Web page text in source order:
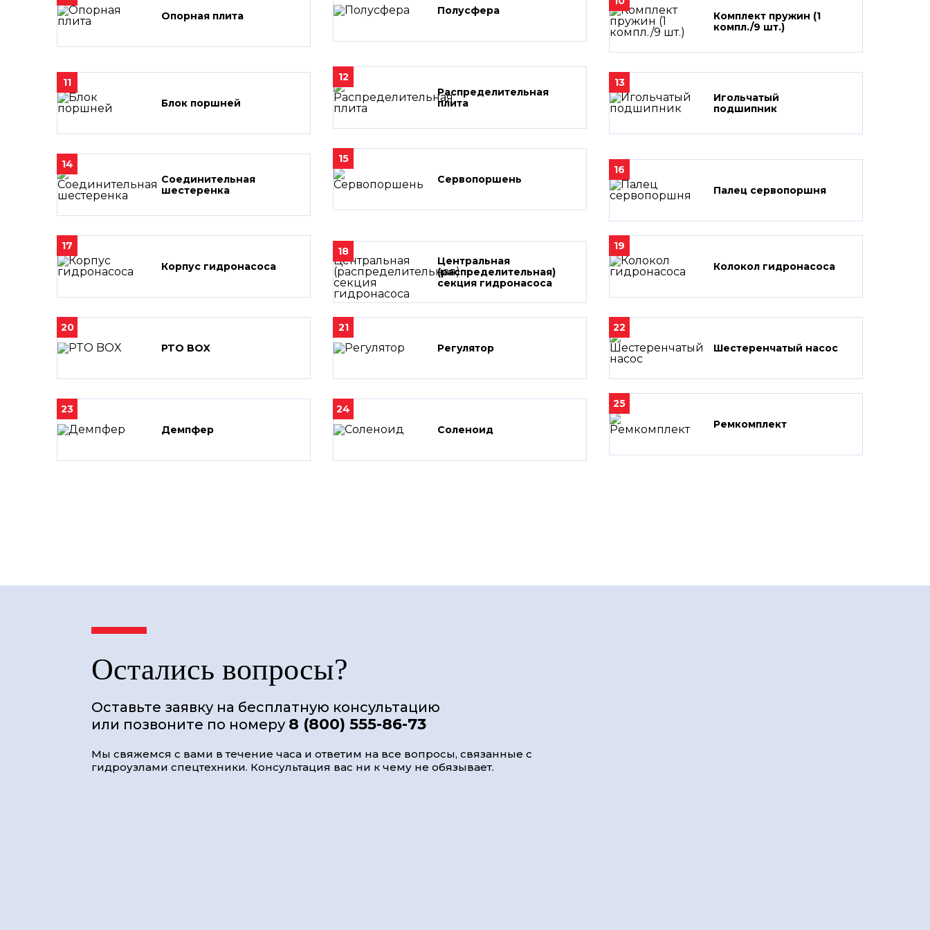
Опорная плита
Полусфера
Комплект пружин (1
компл./9 шт.)
11
Блок поршней
12
Распределительная
плита
13
Игольчатый
подшипник
14
Соединительная
шестеренка
15
Сервопоршень
16
Палец сервопоршня
17
Корпус гидронасоса
18
Центральная
(распределительная)
секция гидронасоса
19
Колокол гидронасоса
20
PTO BOX
21
Регулятор
22
Шестеренчатый насос
23
Демпфер
24
Соленоид
25
Ремкомплект
Остались вопросы?
Оставьте заявку на бесплатную консультацию
или позвоните по номеру 8 (800) 555-86-73
Мы свяжемся с вами в течение часа и ответим на все вопросы, связанные с
гидроузлами спецтехники. Консультация вас ни к чему не обязывает.